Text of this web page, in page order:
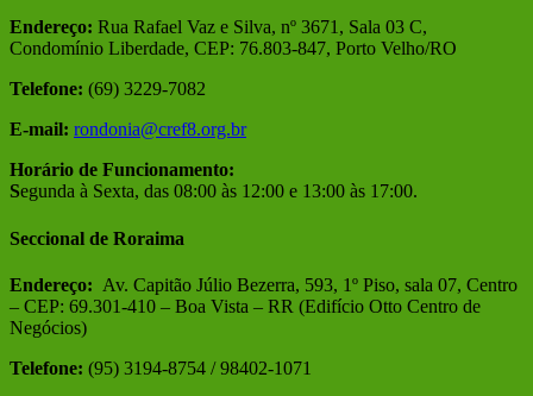
Endereço: Rua Rafael Vaz e Silva, nº 3671, Sala 03 C,
Condomínio Liberdade, CEP: 76.803-847, Porto Velho/RO
Telefone: (69) 3229-7082
E-mail: rondonia@cref8.org.br
Horário de Funcionamento:
Segunda à Sexta, das 08:00 às 12:00 e 13:00 às 17:00.
Seccional de Roraima
Endereço: Av. Capitão Júlio Bezerra, 593, 1º Piso, sala 07, Centro
– CEP: 69.301-410 – Boa Vista – RR (Edifício Otto Centro de
Negócios)
Telefone: (95) 3194-8754 / 98402-1071